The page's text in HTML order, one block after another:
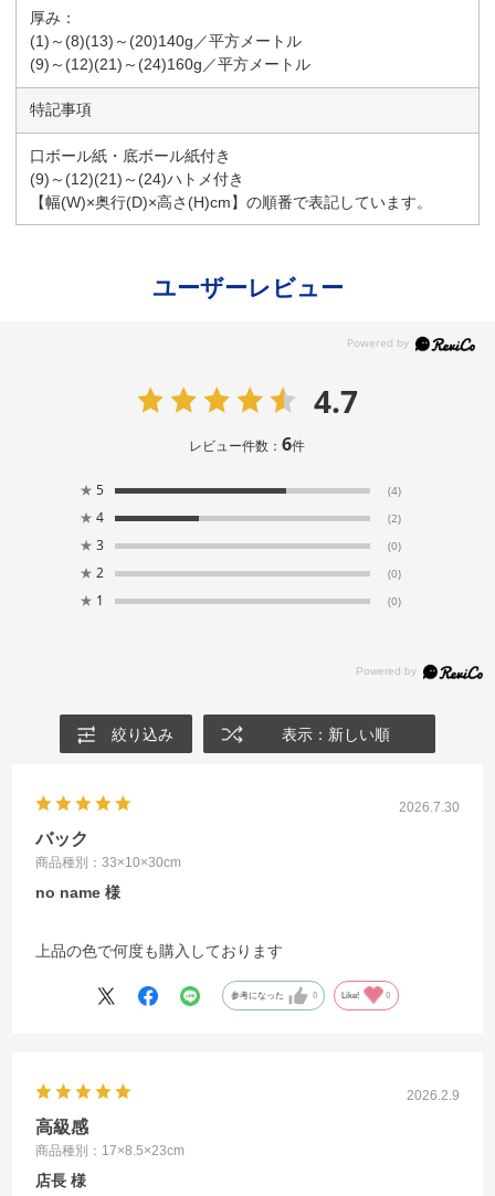
厚み：
(1)～(8)(13)～(20)140g／平方メートル
(9)～(12)(21)～(24)160g／平方メートル
特記事項
口ボール紙・底ボール紙付き
(9)～(12)(21)～(24)ハトメ付き
【幅(W)×奥行(D)×高さ(H)cm】の順番で表記しています。
ユーザーレビュー
4.7
レビュー件数：6件
★ 5 (4)
★ 4 (2)
★ 3 (0)
★ 2 (0)
★ 1 (0)
絞り込み 表示：新しい順
2026.7.30
バック
商品種別：33×10×30cm
no name
上品の色で何度も購入しております
参考になった 0 Like! 0
2026.2.9
高級感
商品種別：17×8.5×23cm
店長